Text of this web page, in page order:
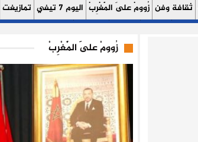
ثقافة وفن زُوومْ عَلَى الْمَغْرِبْ اليوم 7 تيفي تمازيغت
زُوومْ عَلَى الْمَغْرِبْ